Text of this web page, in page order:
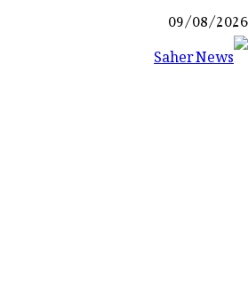
Skip
to
09/08/2026